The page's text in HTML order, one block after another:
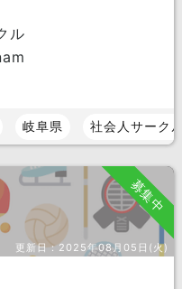
ル
岐阜県 社会人サーク
募集中
更新日：2025年08月05日(火)